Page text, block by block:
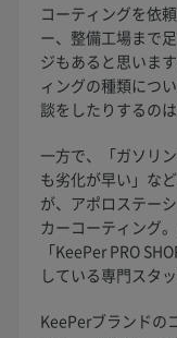
コーティングを依
ー、整備工場まで
ジもあると思いま
ィングの種類につ
談をしたりするの
一方で、「ガソリ
も劣化が早い」な
が、アポロステー
カーコーティング
「KeePer PRO
している専門スタ
KeePerブランドの